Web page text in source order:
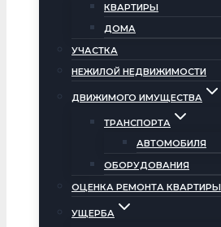
КВАРТИРЫ
ДОМА
УЧАСТКА
НЕЖИЛОЙ НЕДВИЖИМОСТИ
ДВИЖИМОГО ИМУЩЕСТВА
ТРАНСПОРТА
АВТОМОБИЛЯ
ОБОРУДОВАНИЯ
ОЦЕНКА РЕМОНТА КВАРТИРЫ
УЩЕРБА